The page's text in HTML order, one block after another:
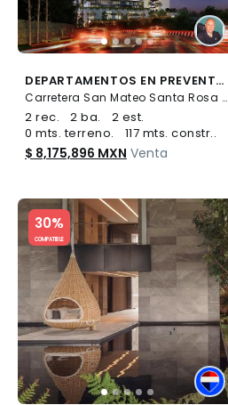
DEPARTAMENTOS EN PREVENTA, COL. CONTADERO.
Carretera San Mateo Santa Rosa S/N, Contadero, Cuajimalpa de Morelos
2 rec. 2 ba.
2 est.
0 mts. terreno.
117 mts. constr..
$ 8,175,896 MXN Venta
30%
COMPATIBLE
Slide 1 of 5